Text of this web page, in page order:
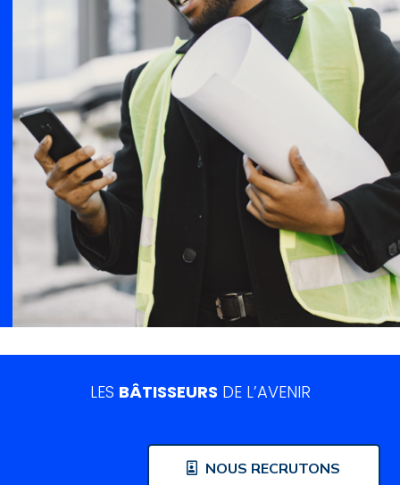
LES BÂTISSEURS DE L’AVENIR
NOUS RECRUTONS